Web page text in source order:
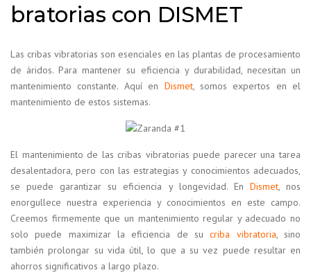
bratorias con DISMET
Las cribas vibratorias son esenciales en las plantas de procesamiento
de áridos. Para mantener su eficiencia y durabilidad, necesitan un
mantenimiento constante. Aquí en Dismet, somos expertos en el
mantenimiento de estos sistemas.
El mantenimiento de las cribas vibratorias puede parecer una tarea
desalentadora, pero con las estrategias y conocimientos adecuados,
se puede garantizar su eficiencia y longevidad. En Dismet, nos
enorgullece nuestra experiencia y conocimientos en este campo.
Creemos firmemente que un mantenimiento regular y adecuado no
solo puede maximizar la eficiencia de su criba vibratoria, sino
también prolongar su vida útil, lo que a su vez puede resultar en
ahorros significativos a largo plazo.